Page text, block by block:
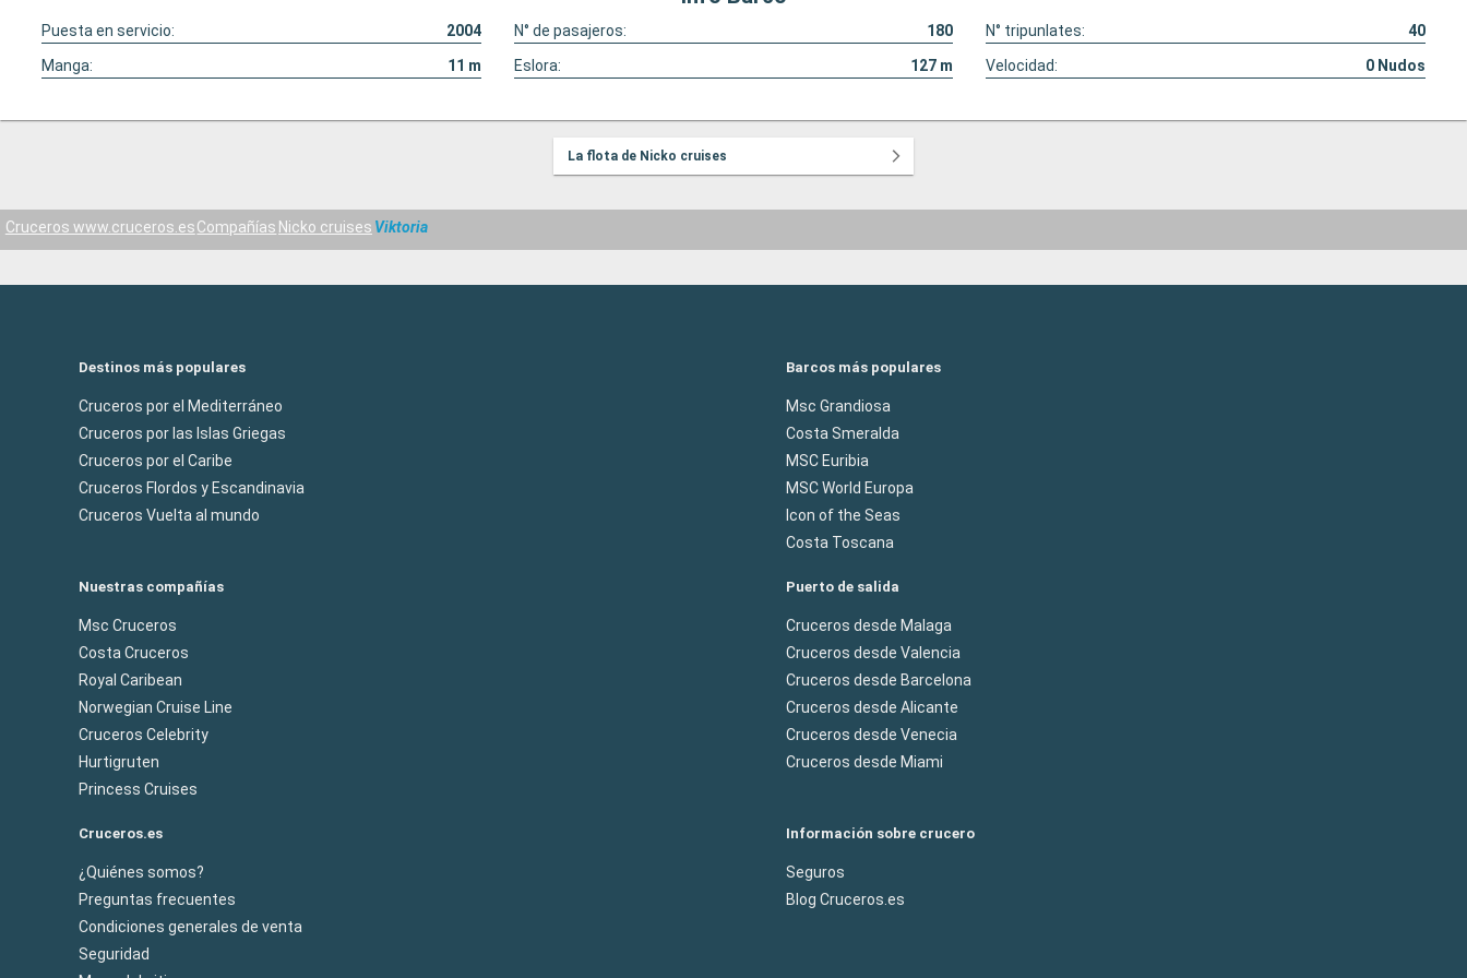
Puesta en servicio: 2004 N° de pasajeros: 180 N° tripunlates:
40
Manga:
11 m Eslora: 127 m Velocidad: 0 Nudos
La flota de Nicko cruises
Cruceros www.cruceros.esCompañías Nicko cruises Viktoria
Destinos más populares
Cruceros por el Mediterráneo
Cruceros por las Islas Griegas
Cruceros por el Caribe
Cruceros Flordos y Escandinavia
Cruceros Vuelta al mundo
Barcos más populares
Msc Grandiosa
Costa Smeralda
MSC Euribia
MSC World Europa
Icon of the Seas
Costa Toscana
Nuestras compañías
Msc Cruceros
Costa Cruceros
Royal Caribean
Norwegian Cruise Line
Cruceros Celebrity
Hurtigruten
Princess Cruises
Puerto de salida
Cruceros desde Malaga
Cruceros desde Valencia
Cruceros desde Barcelona
Cruceros desde Alicante
Cruceros desde Venecia
Cruceros desde Miami
Cruceros.es
¿Quiénes somos?
Preguntas frecuentes
Condiciones generales de venta
Seguridad
Información sobre crucero
Seguros
Blog Cruceros.es